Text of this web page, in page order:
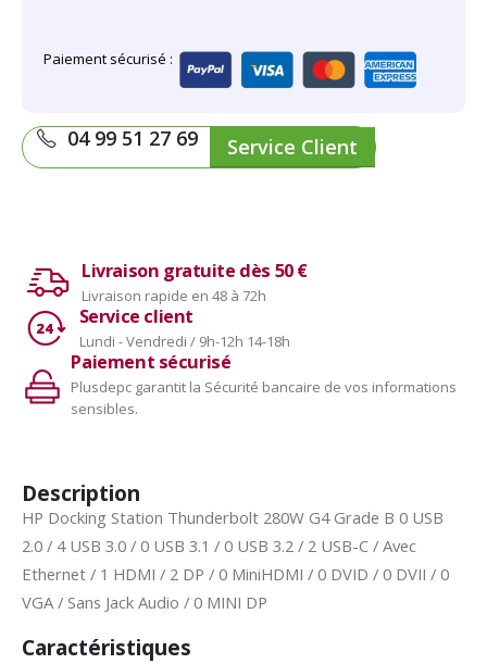
Paiement sécurisé :
04 99 51 27 69 Service Client
Livraison gratuite dès 50 €
Livraison rapide en 48 à 72h
Service client
Lundi - Vendredi / 9h-12h 14-18h
Paiement sécurisé
Plusdepc garantit la Sécurité bancaire de vos informations
sensibles.
Description
HP Docking Station Thunderbolt 280W G4 Grade B 0 USB
2.0 / 4 USB 3.0 / 0 USB 3.1 / 0 USB 3.2 / 2 USB-C / Avec
Ethernet / 1 HDMI / 2 DP / 0 MiniHDMI / 0 DVID / 0 DVII / 0
VGA / Sans Jack Audio / 0 MINI DP
Caractéristiques